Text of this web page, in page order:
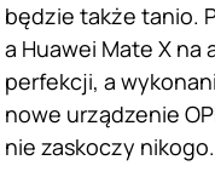
będzie także tanio.
a Huawei Mate X
perfekcji, a
nowe urządzenie
nie zaskoczy